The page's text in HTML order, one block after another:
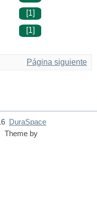
[1]
[1]
Página siguiente
DuraSpace
Theme by